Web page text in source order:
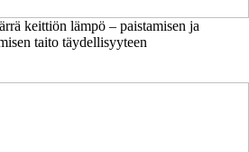
keittiön lämpö – paistamisen ja
taito täydellisyyteen